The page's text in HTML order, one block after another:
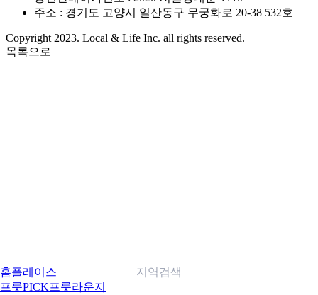
주소 : 경기도 고양시 일산동구 무궁화로 20-38 532호
Copyright 2023. Local & Life Inc. all rights reserved.
목록으로
홈플레이스
프룻PICK프룻라운지
지역검색